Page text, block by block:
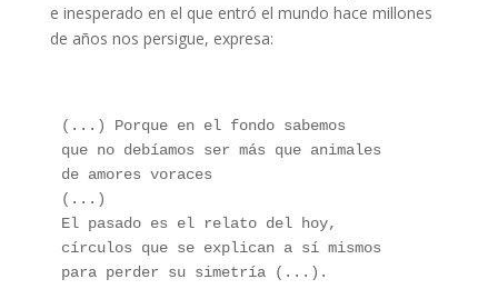
e inesperado en el que entró el mundo hace millones
de años nos persigue, expresa:
(...) Porque en el fondo sabemos
que no debíamos ser más que animales
de amores voraces
(...)
El pasado es el relato del hoy,
círculos que se explican a sí mismos
para perder su simetría (...).